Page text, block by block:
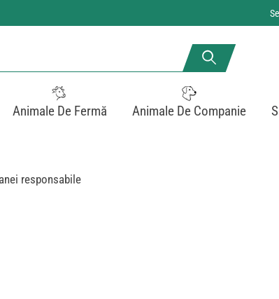
Animale De Fermă Animale De Companie
responsabile